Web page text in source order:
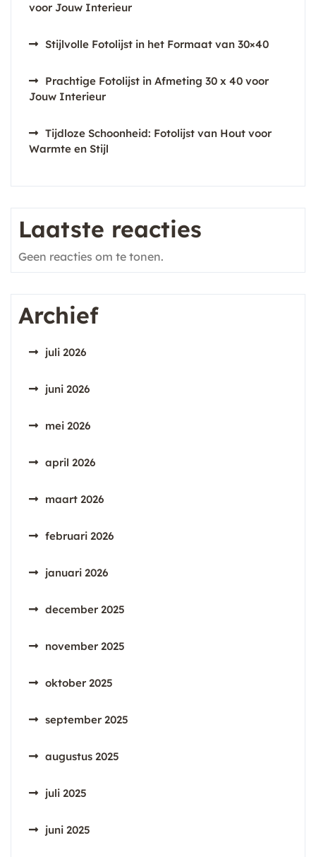
voor Jouw Interieur
Stijlvolle Fotolijst in het Formaat van 30×40
Prachtige Fotolijst in Afmeting 30 x 40 voor
Jouw Interieur
Tijdloze Schoonheid: Fotolijst van Hout voor
Warmte en Stijl
Laatste reacties
Geen reacties om te tonen.
Archief
juli 2026
juni 2026
mei 2026
april 2026
maart 2026
februari 2026
januari 2026
december 2025
november 2025
oktober 2025
september 2025
augustus 2025
juli 2025
juni 2025